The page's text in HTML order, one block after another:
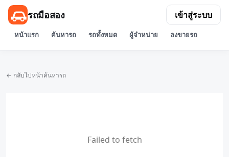
รถมือสอง
หน้าแรก ค้นหารถ รถทั้งหมด ผู้จำหน่าย ลงขายรถ
เข้าสู่ระบบ
← กลับไปหน้าค้นหารถ
Failed to fetch